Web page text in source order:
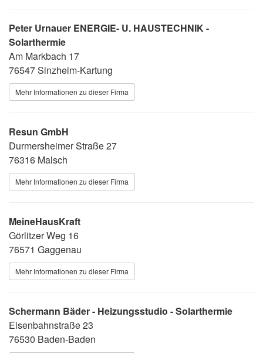
Peter Urnauer ENERGIE- U. HAUSTECHNIK -
Solarthermie
Am Markbach 17
76547 Sinzheim-Kartung
Mehr Informationen zu dieser Firma
Resun GmbH
Durmersheimer Straße 27
76316 Malsch
Mehr Informationen zu dieser Firma
MeineHausKraft
Görlitzer Weg 16
76571 Gaggenau
Mehr Informationen zu dieser Firma
Schermann Bäder - Heizungsstudio - Solarthermie
Eisenbahnstraße 23
76530 Baden-Baden